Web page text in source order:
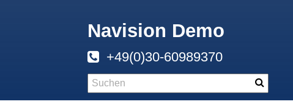
Navision Demo
+49(0)30-60989370